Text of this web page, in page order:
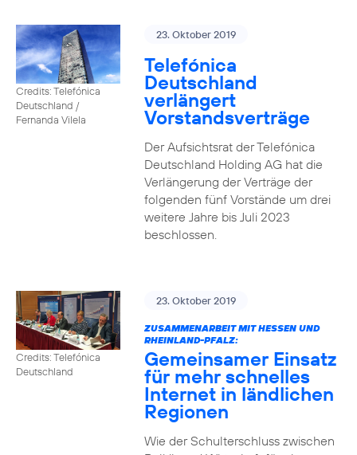
Credits: Telefónica
Deutschland /
Fernanda Vilela
23. Oktober 2019
Telefónica
Deutschland
verlängert
Vorstandsverträge
Der Aufsichtsrat der Telefónica
Deutschland Holding AG hat die
Verlängerung der Verträge der
folgenden fünf Vorstände um drei
weitere Jahre bis Juli 2023
beschlossen.
Credits: Telefónica
Deutschland
23. Oktober 2019
ZUSAMMENARBEIT MIT HESSEN UND
RHEINLAND-PFALZ:
Gemeinsamer Einsatz
für mehr schnelles
Internet in ländlichen
Regionen
Wie der Schulterschluss zwischen